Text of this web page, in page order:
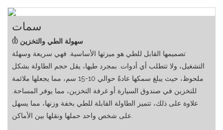
سمات
(أ) سهولة الطي والتخزين
تصميمها القابل للطي هو ميزتها الأساسية. فهي سريعة وسهلة
التشغيل، ولا تتطلب أي أدوات. بمجرد طيها، يقل حجم الطاولة بشكل
ملحوظ، حيث يبلغ سمكها عادةً حوالي 10-15 سم، مما يجعلها ملائمة
للتخزين في صندوق السيارة أو غرفة التخزين، مما يوفر المساحة.
علاوة على ذلك، تتميز الطاولة القابلة للطي بخفة وزنها، مما يسهل